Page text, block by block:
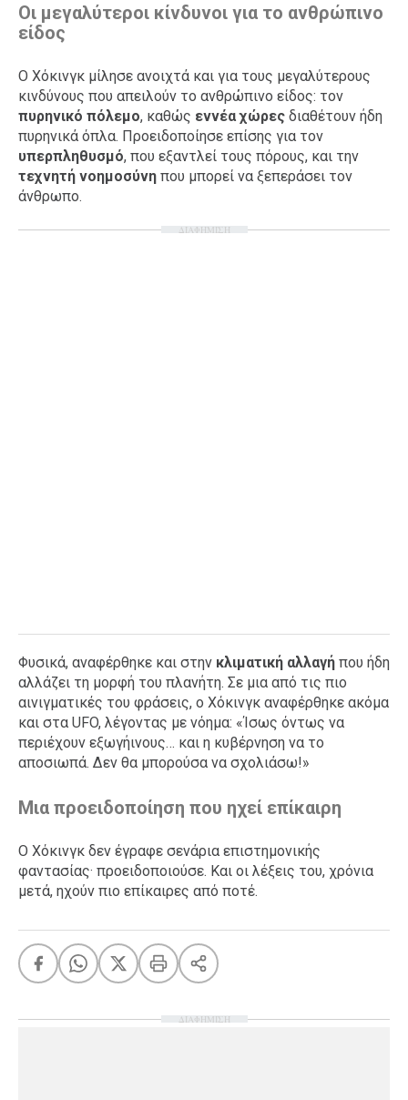
Οι μεγαλύτεροι κίνδυνοι για το ανθρώπινο
είδος
Ο Χόκινγκ μίλησε ανοιχτά και για τους μεγαλύτερους
κινδύνους που απειλούν το ανθρώπινο είδος: τον
πυρηνικό πόλεμο, καθώς εννέα χώρες διαθέτουν ήδη
πυρηνικά όπλα. Προειδοποίησε επίσης για τον
υπερπληθυσμό, που εξαντλεί τους πόρους, και την
τεχνητή νοημοσύνη που μπορεί να ξεπεράσει τον
άνθρωπο.
ΔΙΑΦΗΜΙΣΗ
Φυσικά, αναφέρθηκε και στην κλιματική αλλαγή που ήδη
αλλάζει τη μορφή του πλανήτη. Σε μια από τις πιο
αινιγματικές του φράσεις, ο Χόκινγκ αναφέρθηκε ακόμα
και στα UFO, λέγοντας με νόημα: «Ίσως όντως να
περιέχουν εξωγήινους… και η κυβέρνηση να το
αποσιωπά. Δεν θα μπορούσα να σχολιάσω!»
Μια προειδοποίηση που ηχεί επίκαιρη
Ο Χόκινγκ δεν έγραφε σενάρια επιστημονικής
φαντασίας· προειδοποιούσε. Και οι λέξεις του, χρόνια
μετά, ηχούν πιο επίκαιρες από ποτέ.
ΔΙΑΦΗΜΙΣΗ